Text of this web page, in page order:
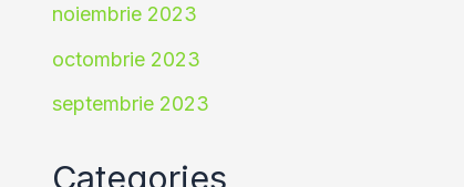
noiembrie 2023
octombrie 2023
septembrie 2023
Categories